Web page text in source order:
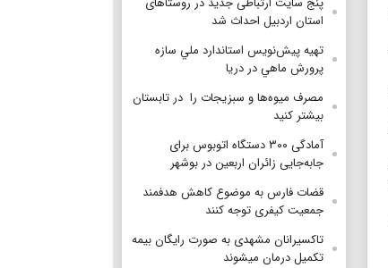
استان اردبیل احداث شد
تهيه پيش‌نويس استاندارد ملي سازه
پرورش ماهي در دريا
مصرف میوه‌ها و سبزیجات را در تابستان
بیشتر کنید
آمادگی ۳۰۰ دستگاه اتوبوس برای
جابه‌جایی زائران اربعین در بوشهر
قضات فارس به موضوع کاهش هدفمند
جمعیت کیفری توجه کنند
تاکسیرانان مشهدی به‌ صورت رایگان بیمه
تکمیل درمان می‎شوند